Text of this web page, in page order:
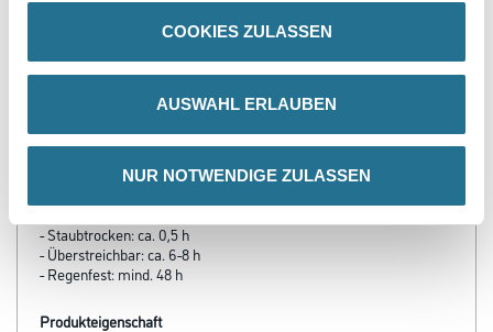
COOKIES ZULASSEN
AUSWAHL ERLAUBEN
NUR NOTWENDIGE ZULASSEN
PRODUKTEIGENSCHAFTEN
Verarbeitungstemp./Luftfeuchte
- Material-, Umluft- und Untergrundtemperatur: mind. 5 °C
- Relative Luftfeuchte: ≤ 80 %
- Staubtrocken: ca. 0,5 h
- Überstreichbar: ca. 6-8 h
- Regenfest: mind. 48 h
Produkteigenschaft